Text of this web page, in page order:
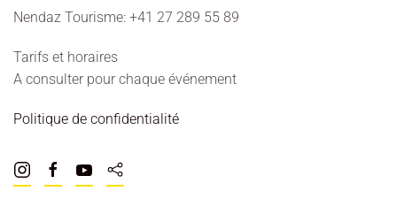
Nendaz Tourisme: +41 27 289 55 89
Tarifs et horaires
A consulter pour chaque événement
Politique de confidentialité